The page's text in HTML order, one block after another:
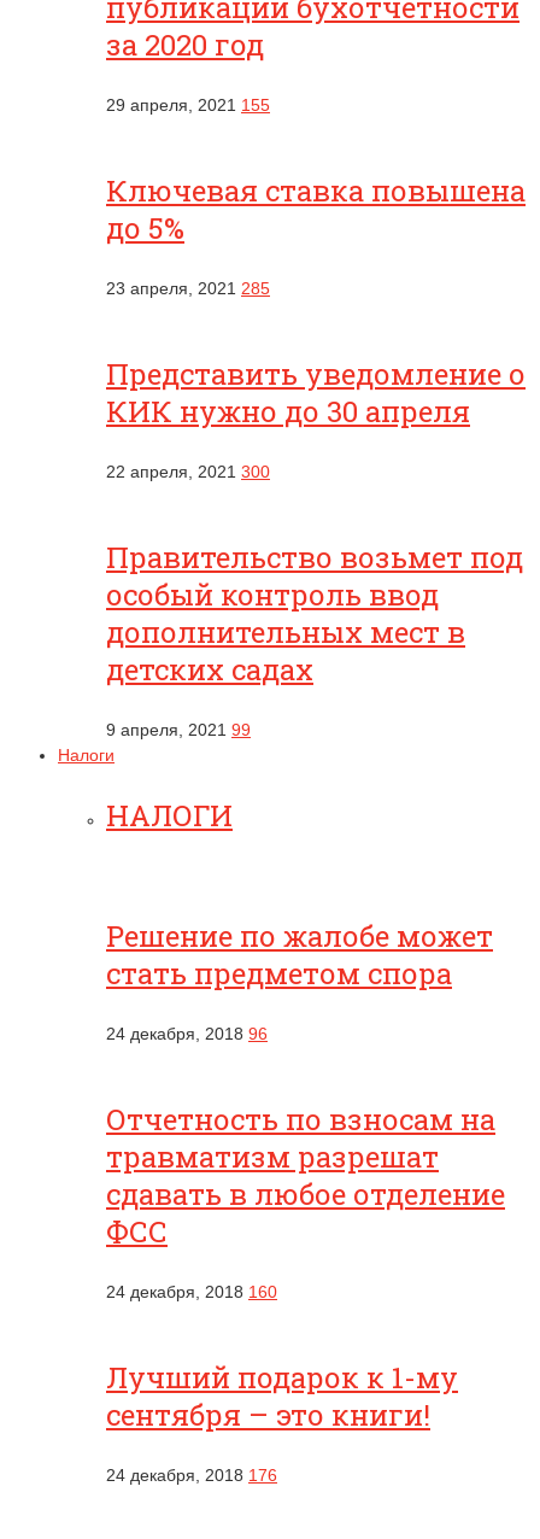
за 2020 год
29 апреля, 2021 155
Ключевая ставка повышена
до 5%
23 апреля, 2021 285
Представить уведомление о
КИК нужно до 30 апреля
22 апреля, 2021 300
Правительство возьмет под
особый контроль ввод
дополнительных мест в
детских садах
9 апреля, 2021 99
Налоги
НАЛОГИ
Решение по жалобе может
стать предметом спора
24 декабря, 2018 96
Отчетность по взносам на
травматизм разрешат
сдавать в любое отделение
ФСС
24 декабря, 2018 160
Лучший подарок к 1-му
сентября – это книги!
24 декабря, 2018 176